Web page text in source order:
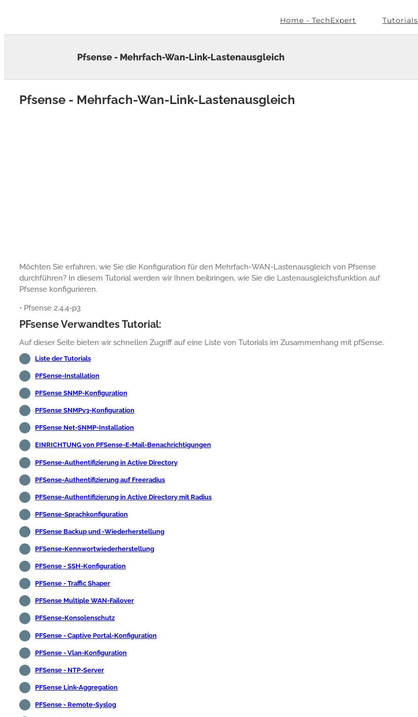
Home - TechExpert Tutorials
Pfsense - Mehrfach-Wan-Link-Lastenausgleich
Pfsense - Mehrfach-Wan-Link-Lastenausgleich
Möchten Sie erfahren, wie Sie die Konfiguration für den Mehrfach-WAN-Lastenausgleich von Pfsense
durchführen? In diesem Tutorial werden wir Ihnen beibringen, wie Sie die Lastenausgleichsfunktion auf
Pfsense konfigurieren.
• Pfsense 2.4.4-p3
PFsense Verwandtes Tutorial:
Auf dieser Seite bieten wir schnellen Zugriff auf eine Liste von Tutorials im Zusammenhang mit pfSense.
Liste der Tutorials
PFSense-Installation
PFSense SNMP-Konfiguration
PFSense SNMPv3-Konfiguration
PFSense Net-SNMP-Installation
EINRICHTUNG von PFSense-E-Mail-Benachrichtigungen
PFSense-Authentifizierung in Active Directory
PFSense-Authentifizierung auf Freeradius
PFSense-Authentifizierung in Active Directory mit Radius
PFSense-Sprachkonfiguration
PFSense Backup und -Wiederherstellung
PFSense-Kennwortwiederherstellung
PFSense - SSH-Konfiguration
PFSense - Traffic Shaper
PFSense Multiple WAN-Failover
PFSense-Konsolenschutz
PFSense - Captive Portal-Konfiguration
PFSense - Vlan-Konfiguration
PFSense - NTP-Server
PFSense Link-Aggregation
PFSense - Remote-Syslog